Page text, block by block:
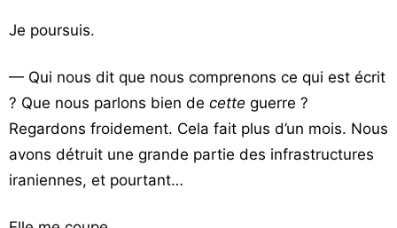
Je poursuis.
— Qui nous dit que nous comprenons ce qui est écrit
? Que nous parlons bien de cette guerre ?
Regardons froidement. Cela fait plus d’un mois. Nous
avons détruit une grande partie des infrastructures
iraniennes, et pourtant…